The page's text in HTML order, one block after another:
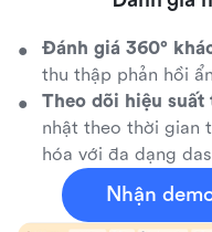
Đánh giá 360°
thu thập phản hồi
Theo dõi hiệu suất
nhật theo thời gian
hóa với đa dạng
Nhận